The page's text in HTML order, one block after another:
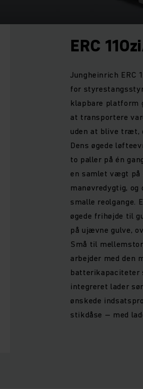
ERC
Jungheinrich ERC
for
klapbare platform
at transportere
uden at blive træt,
Dens øgede
to paller på én
en samlet vægt på
manøvredygtig,
smalle reolgange.
øgede frihøjde til
på ujævne gulve,
Små til
arbejder med den
batterikapaciteter
integreret lader
ønskede
stikdåse – med